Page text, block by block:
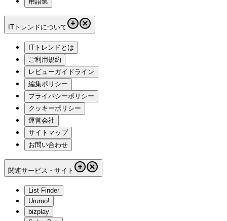
ITトレンドについて
ITトレンドとは
ご利用規約
レビューガイドライン
編集ポリシー
プライバシーポリシー
クッキーポリシー
運営会社
サイトマップ
お問い合わせ
関連サービス・サイト
List Finder
Urumo!
bizplay